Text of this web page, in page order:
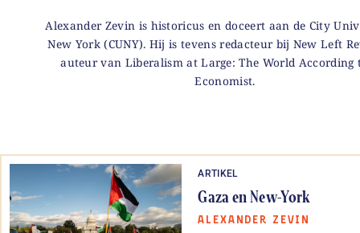
Alexander Zevin is historicus en doceert aan de City
New York (CUNY). Hij is tevens redacteur bij New Left
auteur van Liberalism at Large: The World According
Economist.
ARTIKEL
Gaza en New-York
ALEXANDER ZEVIN